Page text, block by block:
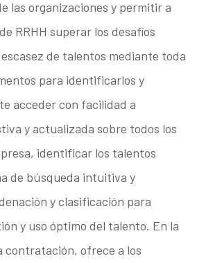
las organizaciones y permitir a
RRHH superar los desafíos
de talentos mediante toda
para identificarlos y
acceder con facilidad a
y actualizada sobre todos los
identificar los talentos
de búsqueda intuitiva y
y clasificación para
y uso óptimo del talento. En la
contratación, ofrece a los